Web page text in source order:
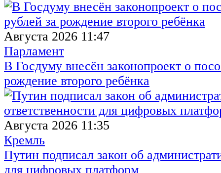
Августа 2026 11:47
Парламент
В Госдуму внесён законопроект о
рождение второго ребёнка
Августа 2026 11:35
Кремль
Путин подписал закон об
для цифровых платформ